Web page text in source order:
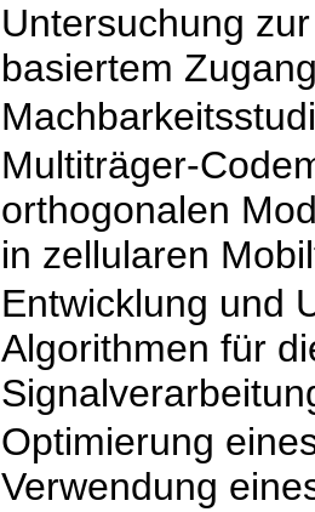
Untersuchung
basiertem
Multiträger-
orthogonalen
in zellularen
Entwicklung und
Algorithmen für
Optimierung
Verwendung